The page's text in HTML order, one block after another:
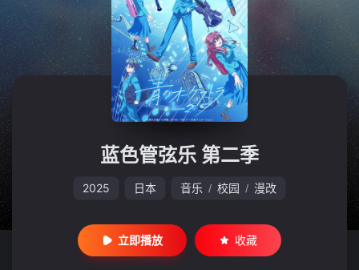
暂无观看影片的记录
蓝色管弦乐 第二季
2025 日本 音乐 / 校园 / 漫改
立即播放 收藏